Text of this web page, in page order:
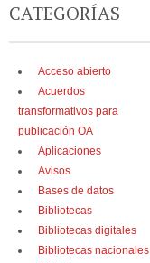
CATEGORÍAS
Acceso abierto
Acuerdos
transformativos para
publicación OA
Aplicaciones
Avisos
Bases de datos
Bibliotecas
Bibliotecas digitales
Bibliotecas nacionales